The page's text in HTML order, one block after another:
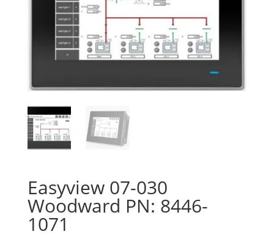
Easyview 07-030
Woodward PN: 8446-
1071